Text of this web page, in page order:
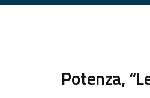
Potenza,